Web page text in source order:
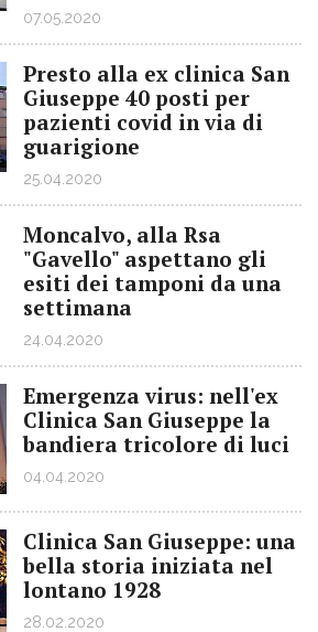
07.05.2020
Presto alla ex clinica San
Giuseppe 40 posti per
pazienti covid in via di
guarigione
25.04.2020
Moncalvo, alla Rsa
"Gavello" aspettano gli
esiti dei tamponi da una
settimana
24.04.2020
Emergenza virus: nell'ex
Clinica San Giuseppe la
bandiera tricolore di luci
04.04.2020
Clinica San Giuseppe: una
bella storia iniziata nel
lontano 1928
28.02.2020